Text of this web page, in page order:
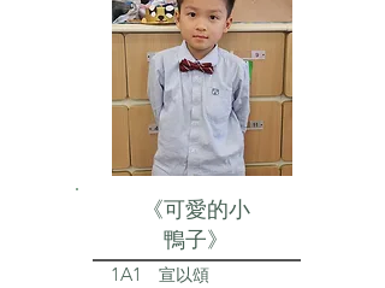
《可愛的小
鴨子》
1A1 宣以頌